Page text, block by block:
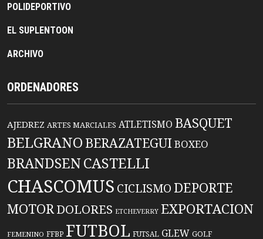
POLIDEPORTIVO
EL SUPLENTOON
ARCHIVO
ORDENADORES
AJEDREZ ARTES MARCIALES ATLETISMO BASQUET
BELGRANO BERAZATEGUIBOXEO
BRANDSENCASTELLI
CHASCOMUS CICLISMO DEPORTE
MOTORDOLORES ETCHEVERRY EXPORTACION
FEMENINO FFBP FUTBOL FUTSAL GLEW GOLF